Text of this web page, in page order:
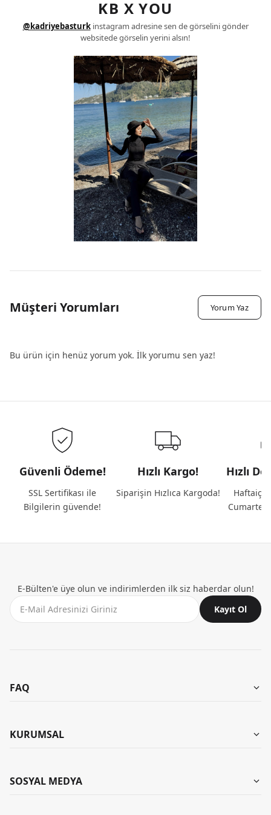
KB X YOU
@kadriyebasturk instagram adresine sen de görselini gönder
websitede görselin yerini alsın!
Müşteri Yorumları Yorum Yaz
Bu ürün için henüz yorum yok. İlk yorumu sen yaz!
Güvenli Ödeme!
SSL Sertifikası ile
Bilgilerin güvende!
Hızlı Kargo!
Siparişin Hızlıca Kargoda!
Hızlı
Haftaiçi
E-Bülten'e üye olun ve indirimlerden ilk siz haberdar olun!
Kayıt Ol
FAQ
Mağazalarımız
Banka Bilgileri
KURUMSAL
Hakkımızda
SOSYAL MEDYA